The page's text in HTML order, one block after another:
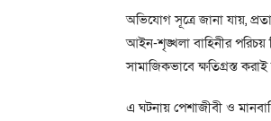
অভিযোগ সূত্রে জানা যায়,
আইন-শৃঙ্খলা বাহিনীর পরিচয়
সামাজিকভাবে ক্ষতিগ্রস্ত
এ ঘটনায় পেশাজীবী ও